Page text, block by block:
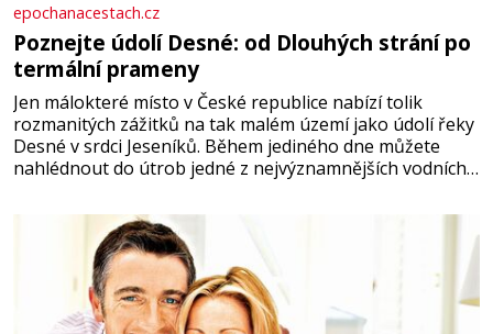
epochanacestach.cz
Poznejte údolí Desné: od Dlouhých strání po
termální prameny
Jen málokteré místo v České republice nabízí tolik
rozmanitých zážitků na tak malém území jako údolí řeky
Desné v srdci Jeseníků. Během jediného dne můžete
nahlédnout do útrob jedné z nejvýznamnějších vodních
se na koloběžce a den zakončit poznáváním památek ve
Velkých Losinách nebo v termálním